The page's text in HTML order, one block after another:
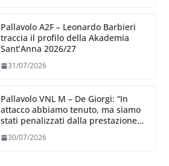
Pallavolo A2F – Leonardo Barbieri
traccia il profilo della Akademia
Sant’Anna 2026/27
31/07/2026
Pallavolo VNL M – De Giorgi: “In
attacco abbiamo tenuto, ma siamo
stati penalizzati dalla prestazione
30/07/2026